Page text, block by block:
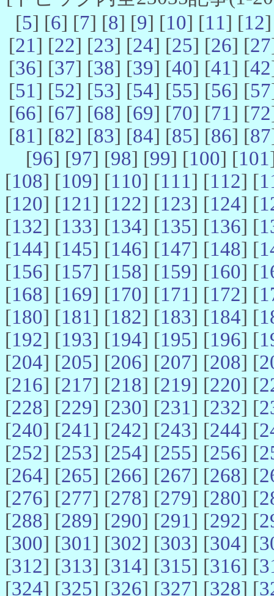
[5] [6] [7] [8] [9] [10] [11] [12
[21] [22] [23] [24] [25] [26] [27
[36] [37] [38] [39] [40] [41] [42
[51] [52] [53] [54] [55] [56] [57
[66] [67] [68] [69] [70] [71] [72
[81] [82] [83] [84] [85] [86] [87
[96] [97] [98] [99] [100] [101
[108] [109] [110] [111] [112] [
[120] [121] [122] [123] [124] [
[132] [133] [134] [135] [136] [
[144] [145] [146] [147] [148] [
[156] [157] [158] [159] [160] [
[168] [169] [170] [171] [172] [
[180] [181] [182] [183] [184] [
[192] [193] [194] [195] [196] [
[204] [205] [206] [207] [208] [
[216] [217] [218] [219] [220] [
[228] [229] [230] [231] [232] [
[240] [241] [242] [243] [244] [
[252] [253] [254] [255] [256] [
[264] [265] [266] [267] [268] [
[276] [277] [278] [279] [280] [
[288] [289] [290] [291] [292] [
[300] [301] [302] [303] [304] [
[312] [313] [314] [315] [316] [
[324] [325] [326] [327] [328] [